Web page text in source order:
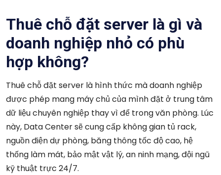
Thuê chỗ đặt server là gì và
doanh nghiệp nhỏ có phù
hợp không?
Thuê chỗ đặt server là hình thức mà doanh nghiệp
được phép mang máy chủ của mình đặt ở trung tâm
dữ liệu chuyên nghiệp thay vì để trong văn phòng. Lúc
này, Data Center sẽ cung cấp không gian tủ rack,
nguồn điện dự phòng, băng thông tốc độ cao, hệ
thống làm mát, bảo mật vật lý, an ninh mạng, đội ngũ
kỹ thuật trực 24/7.